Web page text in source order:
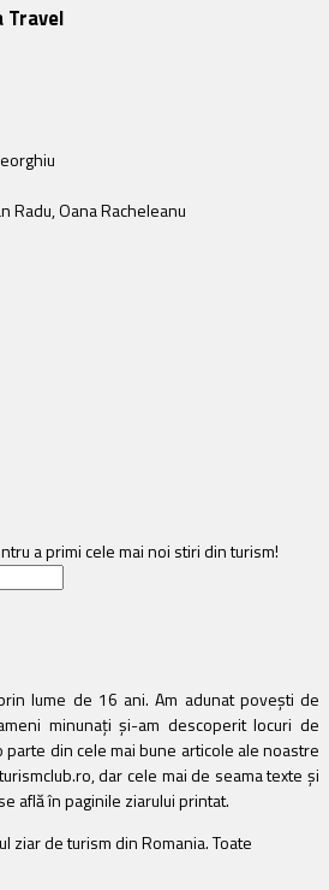
Travel
Radu, Oana Racheleanu
a primi cele mai noi stiri din turism!
lume de 16 ani. Am adunat povești de
minunați și-am descoperit locuri de
parte din cele mai bune articole ale noastre
dar cele mai de seama texte și
află în paginile ziarului printat.
ziar de turism din Romania. Toate